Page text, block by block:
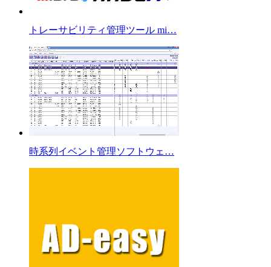
トレーサビリティ管理ツール mi…
時系列イベント管理ソフトウェ…